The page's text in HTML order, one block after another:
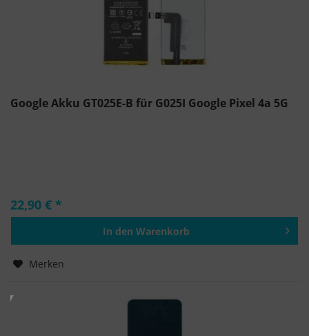
Google Akku GT025E-B für G025I Google Pixel 4a 5G
22,90 € *
In den Warenkorb
Merken